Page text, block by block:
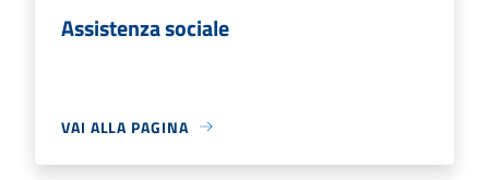
Assistenza sociale
VAI ALLA PAGINA